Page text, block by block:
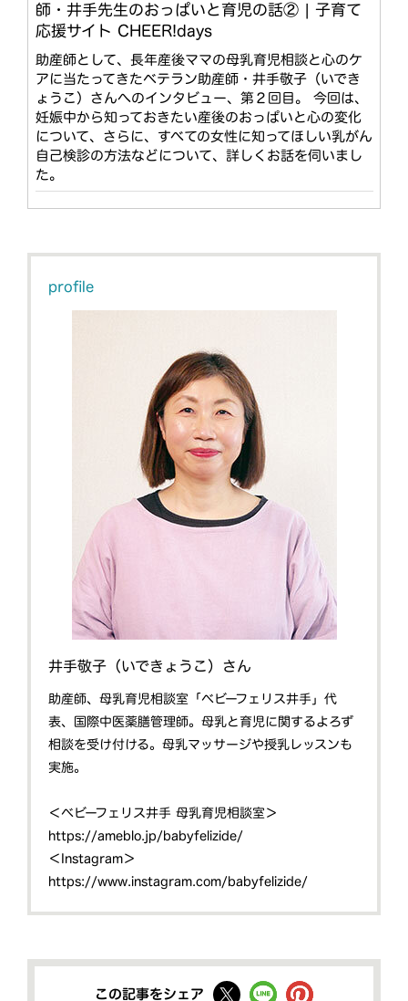
師・井手先生のおっぱいと育児の話② | 子育て
応援サイト CHEER!days
助産師として、長年産後ママの母乳育児相談と心のケ
アに当たってきたベテラン助産師・井手敬子（いでき
ょうこ）さんへのインタビュー、第２回目。 今回は、
妊娠中から知っておきたい産後のおっぱいと心の変化
について、さらに、すべての女性に知ってほしい乳がん
自己検診の方法などについて、詳しくお話を伺いまし
た。
profile
井手敬子（いできょうこ）さん
助産師、母乳育児相談室「ベビーフェリス井手」代
表、国際中医薬膳管理師。母乳と育児に関するよろず
相談を受け付ける。母乳マッサージや授乳レッスンも
実施。
＜ベビーフェリス井手 母乳育児相談室＞
https://ameblo.jp/babyfelizide/
＜Instagram＞
https://www.instagram.com/babyfelizide/
この記事をシェア